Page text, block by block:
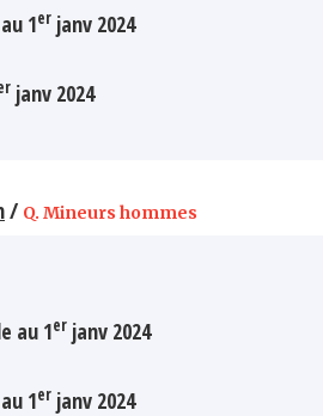
1er janv 2024
janv 2024
/ Q. Mineurs hommes
au 1er janv 2024
1er janv 2024